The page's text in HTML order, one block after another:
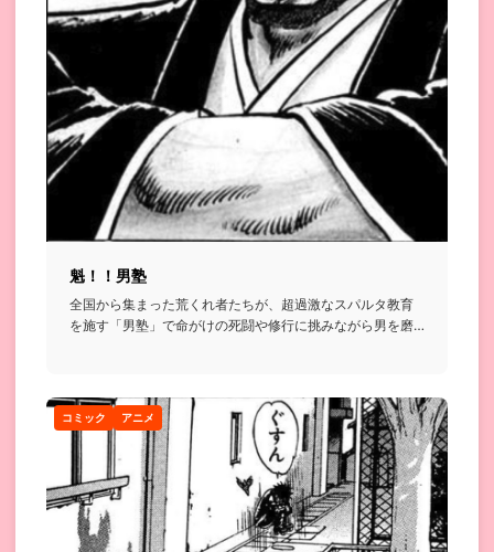
魁！！男塾
全国から集まった荒くれ者たちが、超過激なスパルタ教育
を施す「男塾」で命がけの死闘や修行に挑みながら男を磨
コミック アニメ